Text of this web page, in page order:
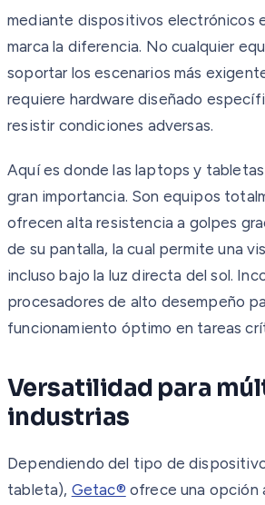
mediante dispositivos electrónicos
marca la diferencia. No cualquier
soportar los escenarios más
requiere hardware diseñado
resistir condiciones adversas.
Aquí es donde las laptops y
gran importancia. Son equipos
ofrecen alta resistencia a golpes
de su pantalla, la cual permite una
incluso bajo la luz directa del sol.
procesadores de alto desempeño
funcionamiento óptimo en tareas
Versatilidad para
industrias
Dependiendo del tipo de
tableta), Getac® ofrece una opción